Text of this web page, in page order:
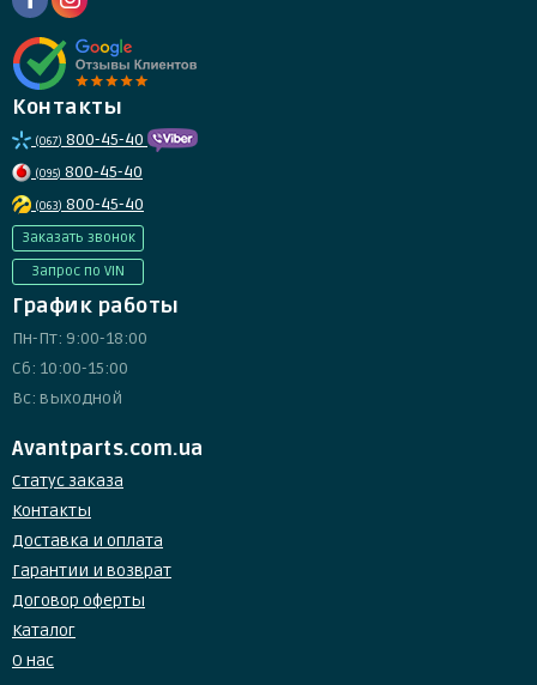
Контакты
(067) 800-45-40
(095) 800-45-40
(063) 800-45-40
Заказать звонок
Запрос по VIN
График работы
Пн-Пт: 9:00-18:00
Сб: 10:00-15:00
Вс: выходной
Avantparts.com.ua
Статус заказа
Контакты
Доставка и оплата
Гарантии и возврат
Договор оферты
Каталог
О нас